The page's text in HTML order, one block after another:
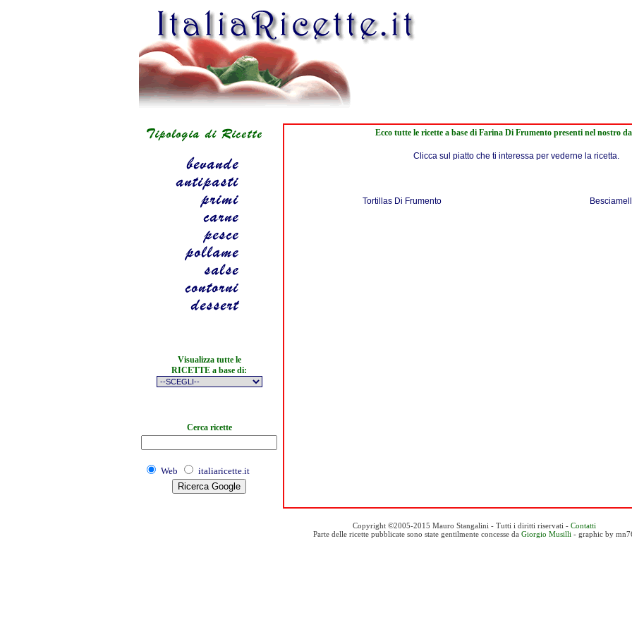
Visualizza tutte le
RICETTE a base di:
Cerca ricette
Web italiaricette.it
Ecco tutte le ricette a base di Farina Di Frumento presenti nel nostro
Clicca sul piatto che ti interessa per vederne la ricetta.
Tortillas Di Frumento
Copyright ©2005-2015 Mauro Stangalini - Tutti i diritti riservati - Contatti
Parte delle ricette pubblicate sono state gentilmente concesse da Giorgio Musilli - graphic by